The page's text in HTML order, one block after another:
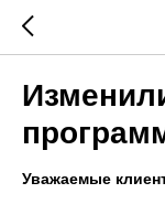
Уважаемые